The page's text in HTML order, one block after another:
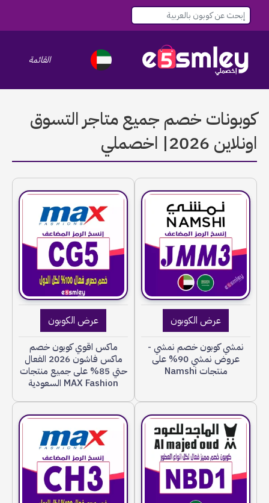
navigation
القائمة
كوبونات خصم جميع متاجر التسوق
اونلاين 2026| اخصملي
عرض الكوبون
نمشي كوبون خصم نمشي -
عروض نمشي 90% على
منتجات Namshi
عرض الكوبون
ماكس اقوي كوبون خصم
ماكس فاشون 2026 الفعال
حتي 85% على جميع منتجات
MAX Fashion السعودية